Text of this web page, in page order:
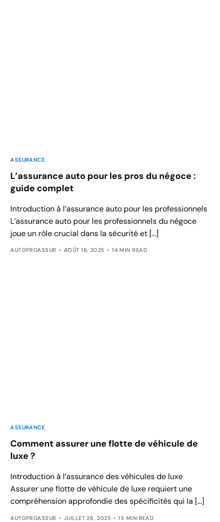
ASSURANCE
L’assurance auto pour les pros du négoce :
guide complet
Introduction à l’assurance auto pour les professionnels
L’assurance auto pour les professionnels du négoce
joue un rôle crucial dans la sécurité et […]
AUTOPROASSUR AOÛT 18, 2025 14 MIN READ
ASSURANCE
Comment assurer une flotte de véhicule de
luxe ?
Introduction à l’assurance des véhicules de luxe
Assurer une flotte de véhicule de luxe requiert une
compréhension approfondie des spécificités qui la […]
AUTOPROASSUR JUILLET 28, 2025 15 MIN READ